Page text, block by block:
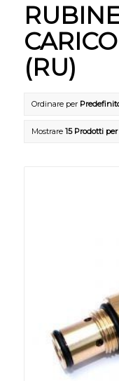
(RU)
Ordinare per
Mostrare 15 Prodotti